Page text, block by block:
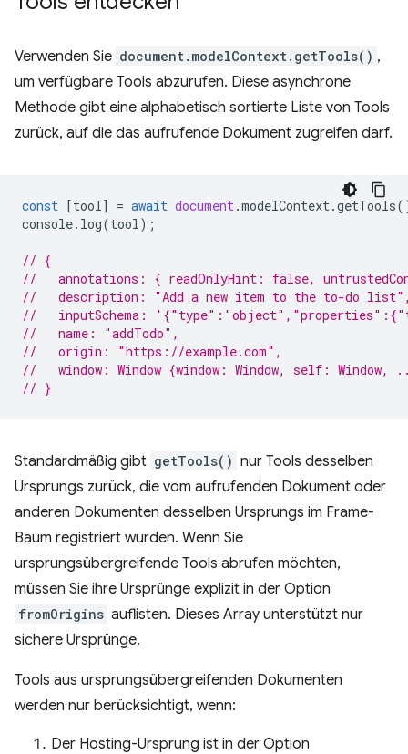
Verwenden Sie document.modelContext.getTools() ,
um verfügbare Tools abzurufen. Diese asynchrone
Methode gibt eine alphabetisch sortierte Liste von Tools
zurück, auf die das aufrufende Dokument zugreifen darf.
const [tool] = await document.modelContext.getTools
console. log(tool);
// {
//   annotations: { readOnlyHint: false,
//   description: "Add a new item to the to-do
//   inputSchema:
//   name: "addTodo",
//   origin: "https://example.com",
//   window: Window {window: Window, self: Window,
// }
Standardmäßig gibt getTools() nur Tools desselben
Ursprungs zurück, die vom aufrufenden Dokument oder
anderen Dokumenten desselben Ursprungs im Frame-
Baum registriert wurden. Wenn Sie
ursprungsübergreifende Tools abrufen möchten,
müssen Sie ihre Ursprünge explizit in der Option
fromOrigins auflisten. Dieses Array unterstützt nur
sichere Ursprünge.
Tools aus ursprungsübergreifenden Dokumenten
werden nur berücksichtigt, wenn:
Der Hosting-Ursprung ist in der Option